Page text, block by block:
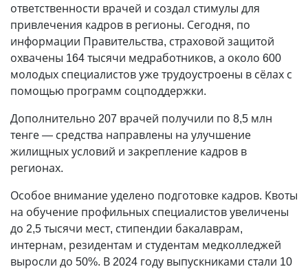
ответственности врачей и создал стимулы для
привлечения кадров в регионы. Сегодня, по
информации Правительства, страховой защитой
охвачены 164 тысячи медработников, а около 600
молодых специалистов уже трудоустроены в сёлах с
помощью программ соцподдержки.
Дополнительно 207 врачей получили по 8,5 млн
тенге — средства направлены на улучшение
жилищных условий и закрепление кадров в
регионах.
Особое внимание уделено подготовке кадров. Квоты
на обучение профильных специалистов увеличены
до 2,5 тысячи мест, стипендии бакалаврам,
интернам, резидентам и студентам медколледжей
выросли до 50%. В 2024 году выпускниками стали 10